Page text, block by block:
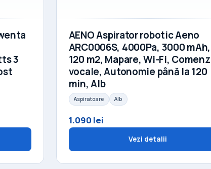
3
AENO Aspirator robotic Aeno
ARC0006S, 4000Pa, 3000 mAh,
120 m2, Mapare, Wi-Fi,
vocale, Autonomie până la 120
min, Alb
Aspiratoare Alb
1.090 lei
Vezi detalii